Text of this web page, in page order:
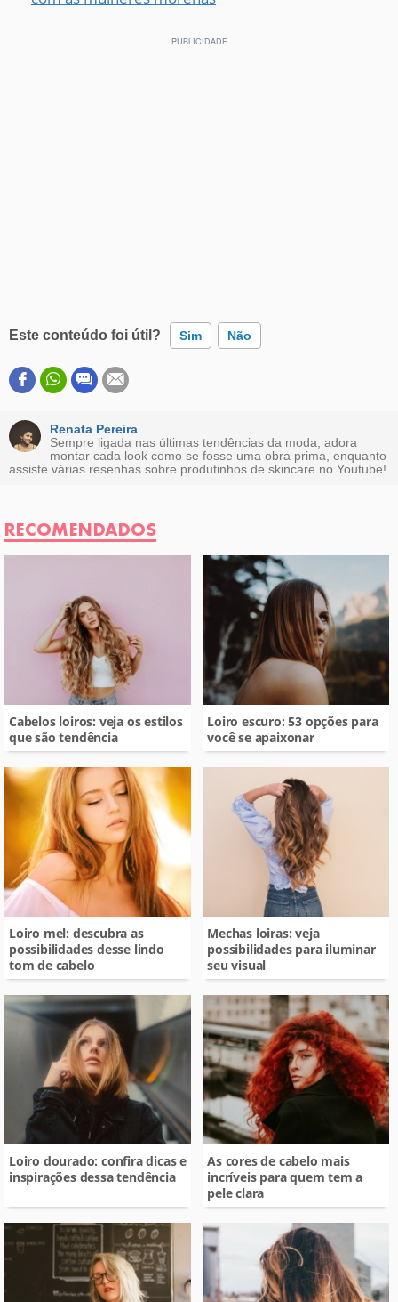
Este conteúdo foi útil? Sim Não
Este conteúdo contém informação incorreta
Este conteúdo não tem a informação que procuro
Outro
Renata Pereira
Sempre ligada nas últimas tendências da moda, adora
montar cada look como se fosse uma obra prima, enquanto
assiste várias resenhas sobre produtinhos de skincare no Youtube!
RECOMENDADOS
Cabelos loiros: veja os estilos
que são tendência
Loiro escuro: 53 opções para
você se apaixonar
Loiro mel: descubra as
possibilidades desse lindo
tom de cabelo
Mechas loiras: veja
possibilidades para iluminar
seu visual
Loiro dourado: confira dicas e
inspirações dessa tendência
As cores de cabelo mais
incríveis para quem tem a
pele clara